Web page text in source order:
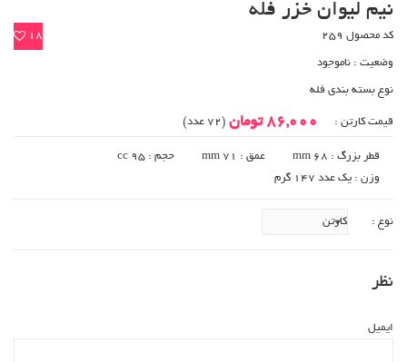
نیم لیوان خزر فله
18 کد محصول 259
وضعیت : ناموجود
نوع بسته بندی فله
قیمت کارتن : 86,000 تومان (72 عدد)
قطر بزرگ : 68 mm عمق : 71 mm
حجم : 95 cc
وزن : یک عدد 147 گرم
نوع :
نظر
ایمیل